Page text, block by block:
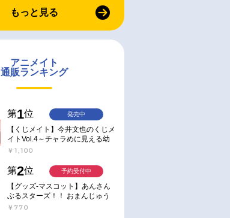
もっと見る
アニメイト
通販ランキング
第1位
【くじメイト】今井文也のくじメ
イトVol.4～チャラめに見える幼
馴染、実は一途で独占欲が強いん
￥1,100
発売中
第2位
【グッズ-マスコット】あんさん
ぶるスターズ！！ おまんじゅう
にぎにぎマスコット ねくすと2
￥770
予約受付中